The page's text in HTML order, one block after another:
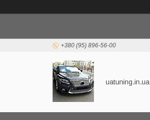
+380 (95) 896-56-00
uatuning.in.ua